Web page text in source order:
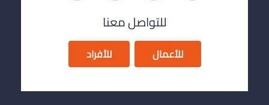
للتواصل معنا
للأعمال للأفراد